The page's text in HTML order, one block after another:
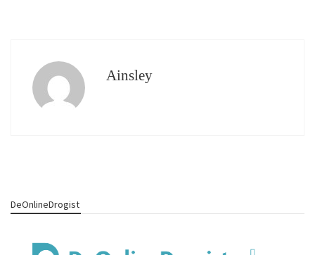
Ainsley
DeOnlineDrogist